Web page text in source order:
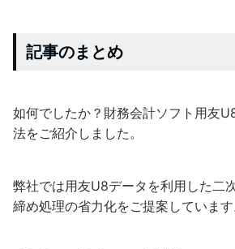
記事のまとめ
如何でしたか？財務会計ソフト用友
法をご紹介しました。
弊社では用友U8データを利用した二
締め処理の省力化をご提案しています